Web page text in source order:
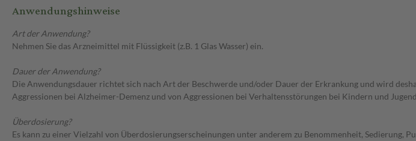
Anwendungshinweise
Art der Anwendung?
Nehmen Sie das Arzneimittel mit Flüssigkeit (z.B. 1 Glas Wasser) ein.
Dauer der Anwendung?
Die Anwendungsdauer richtet sich nach Art der Beschwerde und/oder Dauer der Erkrankung und wird
Aggressionen bei Alzheimer-Demenz und von Aggressionen bei Verhaltensstörungen bei Kindern und
Überdosierung?
Es kann zu einer Vielzahl von Überdosierungserscheinungen unter anderem zu Benommenheit,